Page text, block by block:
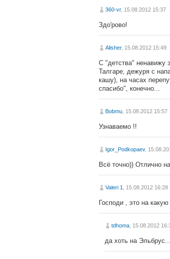
360-vr, 15.08.2012 15:37
Здо'рово!
Alisher, 15.08.2012 15:49
С "детства" ненавижу
Талгаре, дежуря с
кашу), на часах
спасибо", конечно...
Bobmu , 15.08.2012 15:57
Узнаваемо !!
Igor_Podkopaev,
Всё точно)) Отлично
Valeri 1 , 15.08.2012 16:28
Господи , это на
tdhoma , 15.08.2012
да хоть на